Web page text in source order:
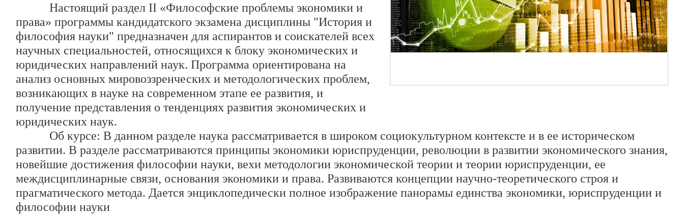
Настоящий раздел II «Философские проблемы экономики и
права» программы кандидатского экзамена дисциплины "История и
философия науки" предназначен для аспирантов и соискателей всех
научных специальностей, относящихся к блоку экономических и
юридических направлений наук. Программа ориентирована на
анализ основных мировоззренческих и методологических проблем,
возникающих в науке на современном этапе ее развития, и
получение представления о тенденциях развития экономических и
юридических наук.
Об курсе: В данном разделе наука рассматривается в широком социокультурном контексте и в ее историческом
развитии. В разделе рассматриваются принципы экономики юриспруденции, революции в развитии экономического знания,
новейшие достижения философии науки, вехи методологии экономической теории и теории юриспруденции, ее
междисциплинарные связи, основания экономики и права. Развиваются концепции научно-теоретического строя и
прагматического метода. Дается энциклопедически полное изображение панорамы единства экономики, юриспруденции и
философии науки